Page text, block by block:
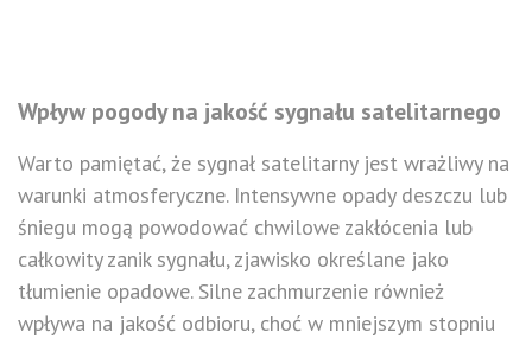
Wpływ pogody na jakość sygnału satelitarnego
Warto pamiętać, że sygnał satelitarny jest wrażliwy na
warunki atmosferyczne. Intensywne opady deszczu lub
śniegu mogą powodować chwilowe zakłócenia lub
całkowity zanik sygnału, zjawisko określane jako
tłumienie opadowe. Silne zachmurzenie również
wpływa na jakość odbioru, choć w mniejszym stopniu